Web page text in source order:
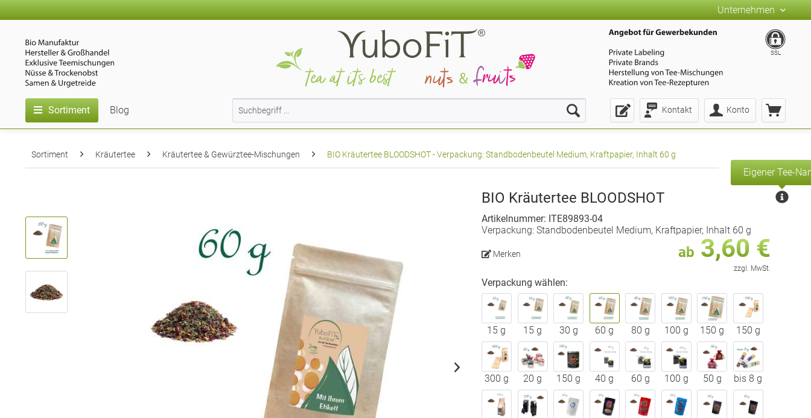
Unternehmen
Kontakt Konto
SSL
Sortiment Blog
Sortiment Kräutertee Kräutertee & Gewürztee-Mischungen BIO Kräutertee BLOODSHOT - Verpackung: Standbodenbeutel Medium, Kraftpapier, Inhalt 60 g
BIO Kräutertee BLOODSHOT
Eigener Tee-
Artikelnummer: ITE89893-04
Verpackung: Standbodenbeutel Medium, Kraftpapier, Inhalt 60 g
ab 3,60 €
zzgl. MwSt.
Merken
Verpackung wählen:
15 g 15 g 30 g 60 g 80 g 100 g 150 g 150 g
300 g 20 g 150 g 40 g 60 g 100 g 50 g bis 8 g